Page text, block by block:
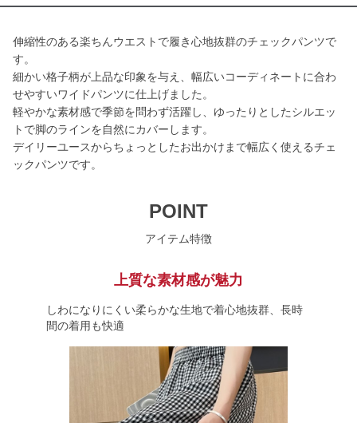
伸縮性のある楽ちんウエストで履き心地抜群のチェックパンツで
す。
細かい格子柄が上品な印象を与え、幅広いコーディネートに合わ
せやすいワイドパンツに仕上げました。
軽やかな素材感で季節を問わず活躍し、ゆったりとしたシルエッ
トで脚のラインを自然にカバーします。
デイリーユースからちょっとしたお出かけまで幅広く使えるチェ
ックパンツです。
POINT
アイテム特徴
上質な素材感が魅力
しわになりにくい柔らかな生地で着心地抜群、長時
間の着用も快適